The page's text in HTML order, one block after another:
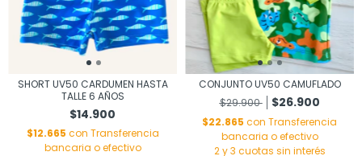
SHORT UV50 CARDUMEN HASTA
TALLE 6 AÑOS
$14.900
$12.665 con Transferencia
bancaria o efectivo
CONJUNTO UV50 CAMUFLADO
$29.900
$26.900
$22.865 con Transferencia
bancaria o efectivo